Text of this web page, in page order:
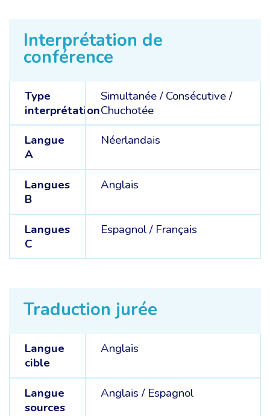
Interprétation de
conférence
Type
interprétation
Simultanée/Consécutive/
Chuchotée
Langue
A
Néerlandais
Langues
B
Anglais
Langues
C
Espagnol / Français
Traduction jurée
Langue
cible
Anglais
Langue
sources
Anglais / Espagnol